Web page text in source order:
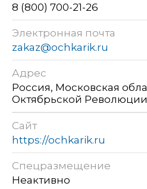
8 (800) 700-21-26
Электронная почта
zakaz@ochkarik.ru
Адрес
Россия, Московская
Октябрьской
Сайт
https://ochkarik.ru
Спецразмещение
Неактивно